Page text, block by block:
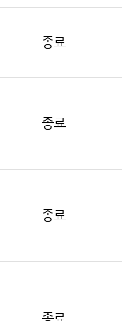
종료
종료
종료